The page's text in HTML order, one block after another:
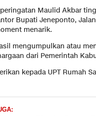
Maulid Akbar
Bupati Jeneponto,
menarik.
mengumpulkan atau
dari Pemerintah
kepada UPT Rumah